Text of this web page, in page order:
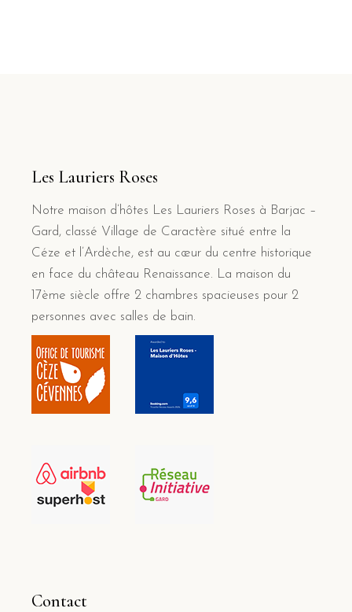
Les Lauriers Roses
Notre maison d’hôtes Les Lauriers Roses à Barjac –
Gard, classé Village de Caractère situé entre la
Céze et l’Ardèche, est au cœur du centre historique
en face du château Renaissance. La maison du
17ème siècle offre 2 chambres spacieuses pour 2
personnes avec salles de bain.
Contact